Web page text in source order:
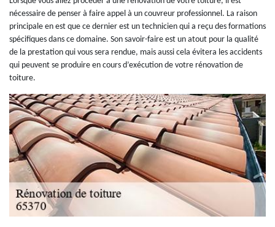
nécessaire de penser à faire appel à un couvreur professionnel. La raison
principale en est que ce dernier est un technicien qui a reçu des formations
spécifiques dans ce domaine. Son savoir-faire est un atout pour la qualité
de la prestation qui vous sera rendue, mais aussi cela évitera les accidents
qui peuvent se produire en cours d’exécution de votre rénovation de
toiture.